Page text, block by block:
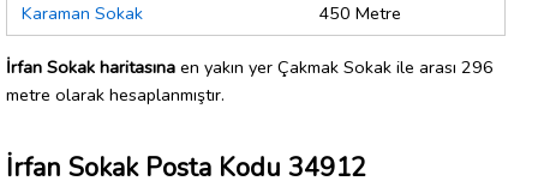
Karaman Sokak
450 Metre
İrfan Sokak haritasına en yakın yer Çakmak Sokak ile arası 296
metre olarak hesaplanmıştır.
İrfan Sokak Posta Kodu 34912